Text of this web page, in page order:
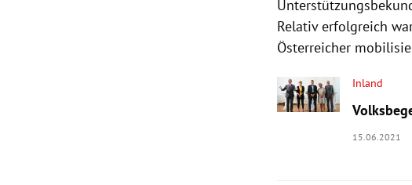
Relativ erfolgreich
Österreicher
Inland
15.06.2021